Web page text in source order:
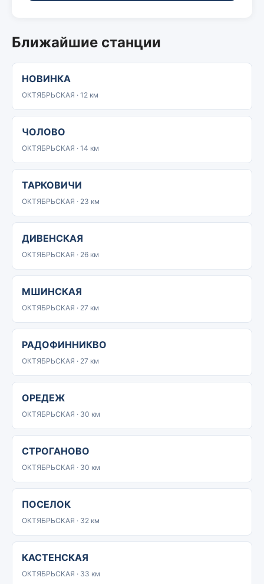
Ближайшие станции
НОВИНКА
ОКТЯБРЬСКАЯ · 12 км
ЧОЛОВО
ОКТЯБРЬСКАЯ · 14 км
ТАРКОВИЧИ
ОКТЯБРЬСКАЯ · 23 км
ДИВЕНСКАЯ
ОКТЯБРЬСКАЯ · 26 км
МШИНСКАЯ
ОКТЯБРЬСКАЯ · 27 км
РАДОФИННИКВО
ОКТЯБРЬСКАЯ · 27 км
ОРЕДЕЖ
ОКТЯБРЬСКАЯ · 30 км
СТРОГАНОВО
ОКТЯБРЬСКАЯ · 30 км
ПОСЕЛОК
ОКТЯБРЬСКАЯ · 32 км
КАСТЕНСКАЯ
ОКТЯБРЬСКАЯ · 33 км